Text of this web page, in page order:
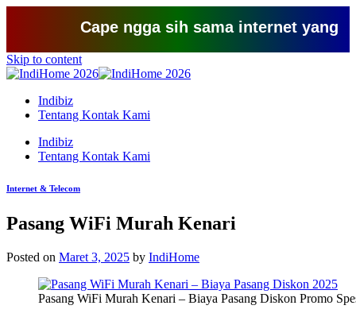
Cape ngga sih sama internet yang
Skip to content
Indibiz
Tentang Kontak Kami
Indibiz
Tentang Kontak Kami
Internet & Telecom
Pasang WiFi Murah Kenari
Posted on Maret 3, 2025 by IndiHome
Pasang WiFi Murah Kenari – Biaya Pasang Diskon Promo